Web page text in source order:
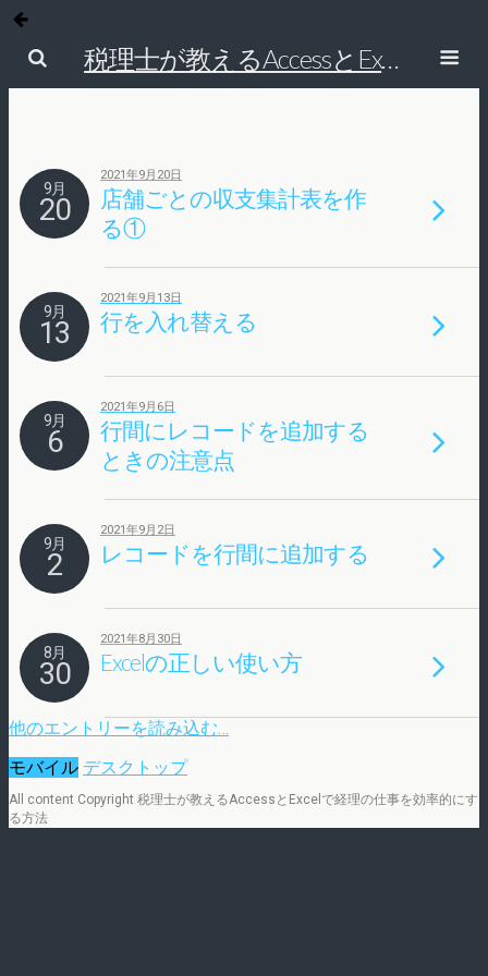
税理士が教えるAccessとExcelで経理の仕事を効率的にする方法
9月
20
2021年9月20日
店舗ごとの収支集計表を作
る①
9月
13
2021年9月13日
行を入れ替える
9月
6
2021年9月6日
行間にレコードを追加する
ときの注意点
9月
2
2021年9月2日
レコードを行間に追加する
8月
30
2021年8月30日
Excelの正しい使い方
他のエントリーを読み込む…
モバイル デスクトップ
All content Copyright 税理士が教えるAccessとExcelで経理の仕事を効率的にす
る方法